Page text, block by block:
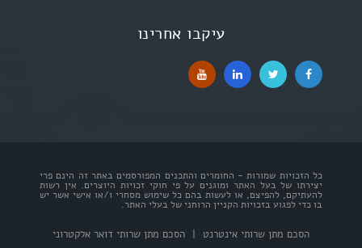
עיקבו אחרינו
כל הזכויות שמורות - החומרים והתכנים המפורסמים באתר זה הינם פרי
יצירתו של בעל האתר ומוגנים על פי חוקי זכויות היוצרים. אין רשות
להעתיקם, להפיצם, או לעשות בהם כל שימוש מסחרי ו/או אישי אשר יש
בו כדי לפגוע בזכויות הקניין הרוחני של בעלי האתר.
הסכם מתן שרותי אינטרנט | הסכם מתן שרותי דואר אלקטרוני